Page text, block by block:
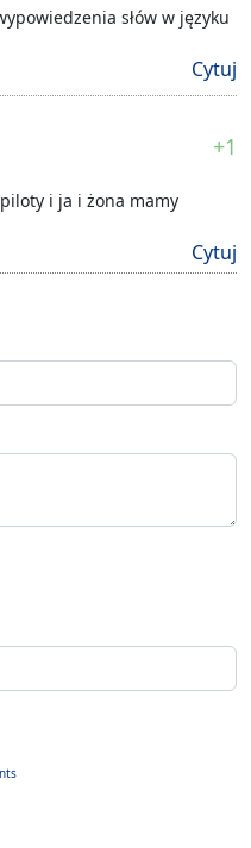
słów w języku
Cytuj
+1
i ja i żona mamy
Cytuj